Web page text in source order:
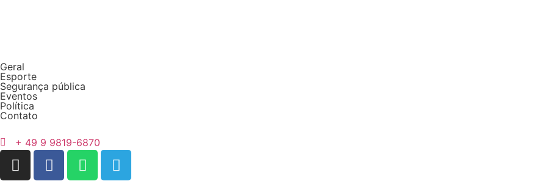
Geral
Esporte
Segurança pública
Eventos
Política
Contato
+ 49 9 9819-6870